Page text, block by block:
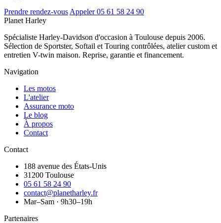
Prendre rendez-vous Appeler 05 61 58 24 90
Planet Harley
Spécialiste Harley-Davidson d'occasion à Toulouse depuis 2006.
Sélection de Sportster, Softail et Touring contrôlées, atelier custom et
entretien V-twin maison. Reprise, garantie et financement.
Navigation
Les motos
L'atelier
Assurance moto
Le blog
À propos
Contact
Contact
188 avenue des États-Unis
31200 Toulouse
05 61 58 24 90
contact@planetharley.fr
Mar–Sam · 9h30–19h
Partenaires